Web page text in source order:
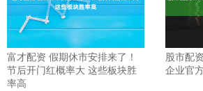
富才配资 假期休市安排来了！
节后开门红概率大 这些板块胜
率高
股市配
企业官